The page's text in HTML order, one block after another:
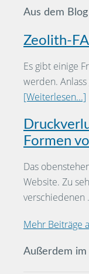
Aus dem Blog
Zeolith-
Es gibt einige
werden.
[Weiterlesen...]
Formen
Das
Website. Zu
verschiedenen
Mehr Beiträge
Außerdem im